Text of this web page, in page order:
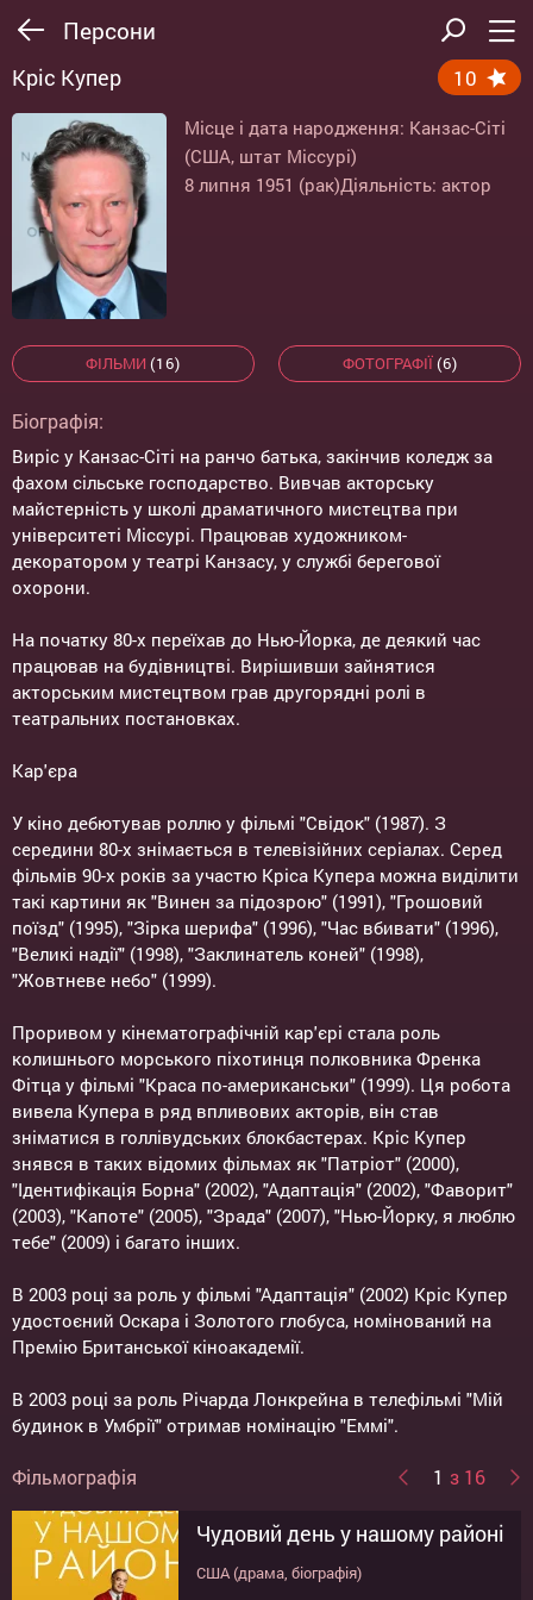
Персони
Кріс Купер 10
Місце і дата народження: Канзас-Сіті
(США, штат Міссурі)
8 липня 1951 (рак)Діяльність: актор
ФІЛЬМИ (16) ФОТОГРАФІЇ(6)
Біографія:
Виріс у Канзас-Сіті на ранчо батька, закінчив коледж за
фахом сільське господарство. Вивчав акторську
майстерність у школі драматичного мистецтва при
університеті Міссурі. Працював художником-
декоратором у театрі Канзасу, у службі берегової
охорони.
На початку 80-х переїхав до Нью-Йорка, де деякий час
працював на будівництві. Вирішивши зайнятися
акторським мистецтвом грав другорядні ролі в
театральних постановках.
Кар'єра
У кіно дебютував роллю у фільмі "Свідок" (1987). З
середини 80-х знімається в телевізійних серіалах. Серед
фільмів 90-х років за участю Кріса Купера можна виділити
такі картини як "Винен за підозрою" (1991), "Грошовий
поїзд" (1995), "Зірка шерифа" (1996), "Час вбивати" (1996),
"Великі надії" (1998), "Заклинатель коней" (1998),
"Жовтневе небо" (1999).
Проривом у кінематографічній кар'єрі стала роль
колишнього морського піхотинця полковника Френка
Фітца у фільмі "Краса по-американськи" (1999). Ця робота
вивела Купера в ряд впливових акторів, він став
зніматися в голлівудських блокбастерах. Кріс Купер
знявся в таких відомих фільмах як "Патріот" (2000),
"Ідентифікація Борна" (2002), "Адаптація" (2002), "Фаворит"
(2003), "Капоте" (2005), "Зрада" (2007), "Нью-Йорку, я люблю
тебе" (2009) і багато інших.
В 2003 році за роль у фільмі "Адаптація" (2002) Кріс Купер
удостоєний Оскара і Золотого глобуса, номінований на
Премію Британської кіноакадемії.
В 2003 році за роль Річарда Лонкрейна в телефільмі "Мій
будинок в Умбрії" отримав номінацію "Еммі".
Фільмографія 1 з 16
Чудовий день у нашому районі
США (драма, біографія)
Тачки 3
США (комедія, мультфільм, пригоди)
Закон ночі
США (драма, кримінал)
Руйнування
США (драма, комедія)
Серпень: графство Осейдж
США (драма, комедія)
Я, снова я и Ирэн
США (комедія)
Траса 60
США, Канада (фантастика, драма, комедія,
Пам'ятай мене
США (мелодрама)
Місто злодіїв
США (трилер, драма, мелодрама)
Краса по-американські
США (драма)
Шлюб
США, Канада (драма)
Адаптація
США (комедія)
Фаворит
США (драма)
Королівство
США (трилер, драма)
Зрада
США (трилер, драма)
Ідентификація Борна
Німеччина, США, Чехія (трилер, бойовик,